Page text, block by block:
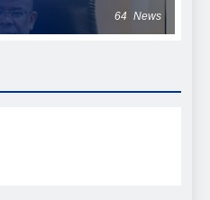
64 News